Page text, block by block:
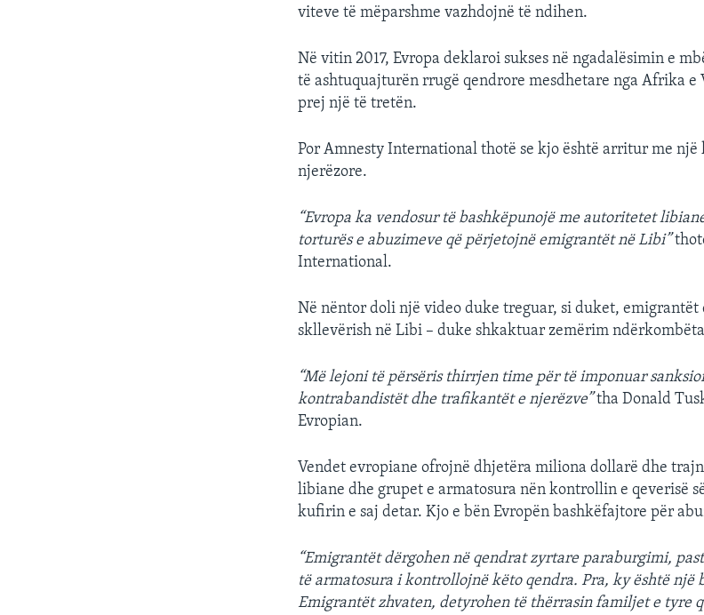
viteve të mëparshme vazhdojnë të ndihen.
Në vitin 2017, Evropa deklaroi sukses në ngadalësimin e
të ashtuquajturën rrugë qendrore mesdhetare nga Afrika
prej një të tretën.
Por Amnesty International thotë se kjo është arritur me një
njerëzore.
“Evropa ka vendosur të bashkëpunojë me autoritetet
torturës e abuzimeve që përjetojnë emigrantët në Libi”
International.
Në nëntor doli një video duke treguar, si duket, emigrantët
skllevërish në Libi – duke shkaktuar zemërim
“Më lejoni të përsëris thirrjen time për të imponuar
kontrabandistët dhe trafikantët e njerëzve”tha Donald
Evropian.
Vendet evropiane ofrojnë dhjetëra miliona dollarë dhe
libiane dhe grupet e armatosura nën kontrollin e qeverisë
kufirin e saj detar. Kjo e bën Evropën bashkëfajtore për
“Emigrantët dërgohen në qendrat zyrtare paraburgimi,
të armatosura i kontrollojnë këto qendra. Pra, ky është një
Emigrantët zhvaten, detyrohen të thërrasin familjet e tyre